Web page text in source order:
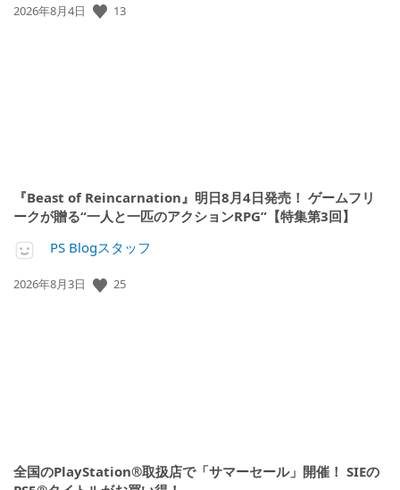
公
2026年8月4日 13
『Beast of Reincarnation』明日8月4日発売！ ゲームフリ
ークが贈る“一人と一匹のアクションRPG”【特集第3回】
PS Blogスタッフ
公
2026年8月3日 25
全国のPlayStation®取扱店で「サマーセール」開催！ SIEの